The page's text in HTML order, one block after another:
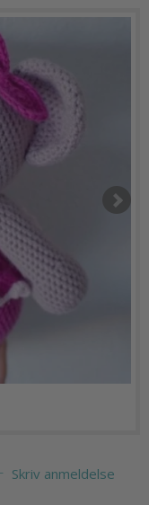
Skriv anmeldelse